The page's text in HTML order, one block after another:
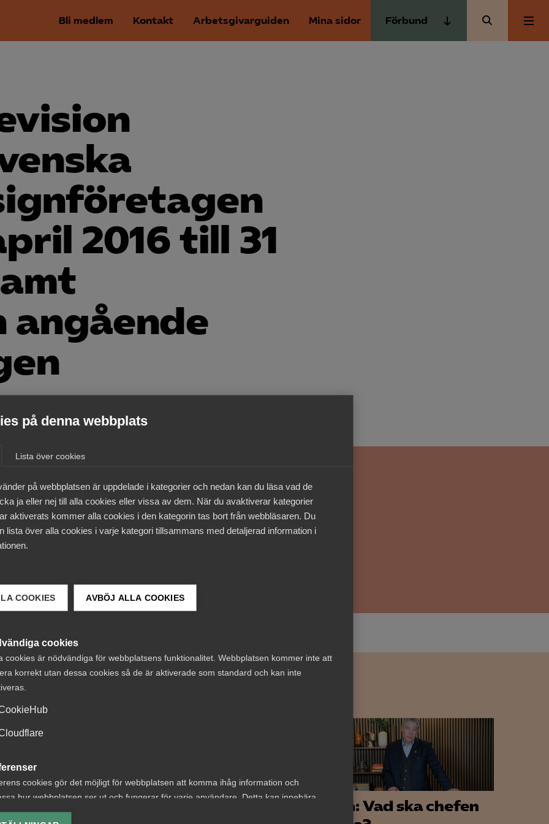
på denna webbplats
Lista över cookies
på webbplatsen är uppdelade i kategorier och nedan kan du läsa vad de
ja eller nej till alla cookies eller vissa av dem. När du avaktiverar kategorier
aktiverats kommer alla cookies i den kategorin tas bort från webbläsaren. Du
lista över alla cookies i varje kategori tillsammans med detaljerad information i
COOKIES AVBÖJ ALLA COOKIES
cookies
cookies är nödvändiga för webbplatsens funktionalitet. Webbplatsen kommer inte att
korrekt utan dessa cookies så de är aktiverade som standard och kan inte
cookies gör det möjligt för webbplatsen att komma ihåg information och
hur webbplatsen ser ut och fungerar för varje användare. Detta kan innebära
av vald valuta, region, språk eller färgschema.
Bli medlem Kontakt Arbetsgivarguiden Mina sidor Förbund
Sök på almega.se
2016 till 31
Lön: Vad ska chefen